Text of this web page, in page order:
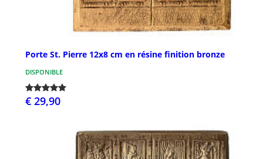
Porte St. Pierre 12x8 cm en résine finition bronze
DISPONIBLE
€ 29,90